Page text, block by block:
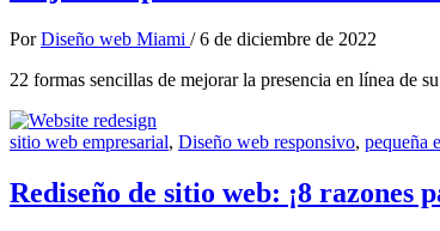
PorDiseño web Miami /6 de diciembre de 2022
22 formas sencillas de mejorar la presencia en línea de
sitio web empresarial, Diseño web responsivo, pequeña
Rediseño de sitio web: ¡8 razones